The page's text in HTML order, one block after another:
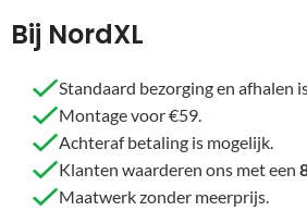
Bij NordXL
Standaard bezorging en afhalen
Montage voor €59.
Achteraf betaling is mogelijk.
Klanten waarderen ons met een
Maatwerk zonder meerprijs.